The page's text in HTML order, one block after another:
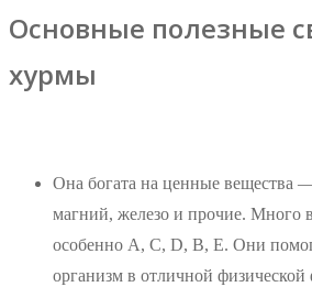
Основные полезные
хурмы
Она богата на ценные вещества
магний, железо и прочие. Много
особенно A, C, D, B, E. Они
организм в отличной физической